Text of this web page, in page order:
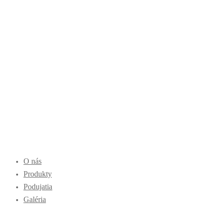
O nás
Produkty
Podujatia
Galéria